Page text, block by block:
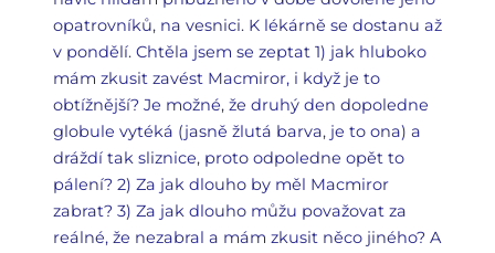
opatrovníků, na vesnici. K lékárně se dostanu až
v pondělí. Chtěla jsem se zeptat 1) jak hluboko
mám zkusit zavést Macmiror, i když je to
obtížnější? Je možné, že druhý den dopoledne
globule vytéká (jasně žlutá barva, je to ona) a
dráždí tak sliznice, proto odpoledne opět to
pálení? 2) Za jak dlouho by měl Macmiror
zabrat? 3) Za jak dlouho můžu považovat za
reálné, že nezabral a mám zkusit něco jiného? A